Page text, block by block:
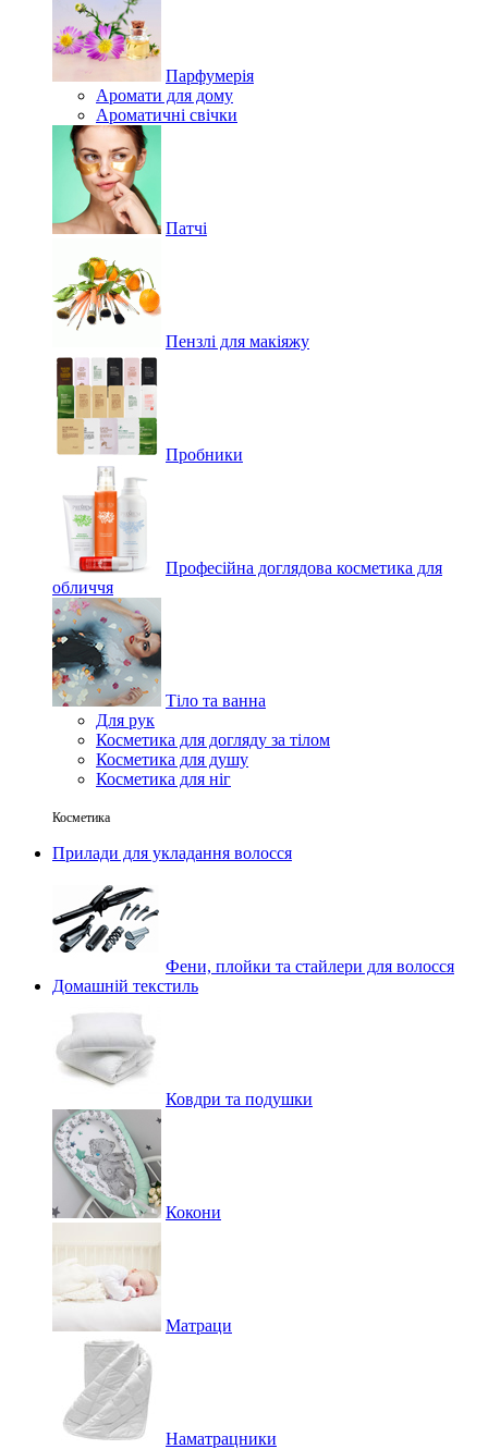
Парфумерія
Аромати для дому
Ароматичні свічки
Патчі
Пензлі для макіяжу
Пробники
Професійна доглядова косметика для
обличчя
Тіло та ванна
Для рук
Косметика для догляду за тілом
Косметика для душу
Косметика для ніг
Косметика
Прилади для укладання волосся
Фени, плойки та стайлери для волосся
Домашній текстиль
Ковдри та подушки
Кокони
Матраци
Наматрацники